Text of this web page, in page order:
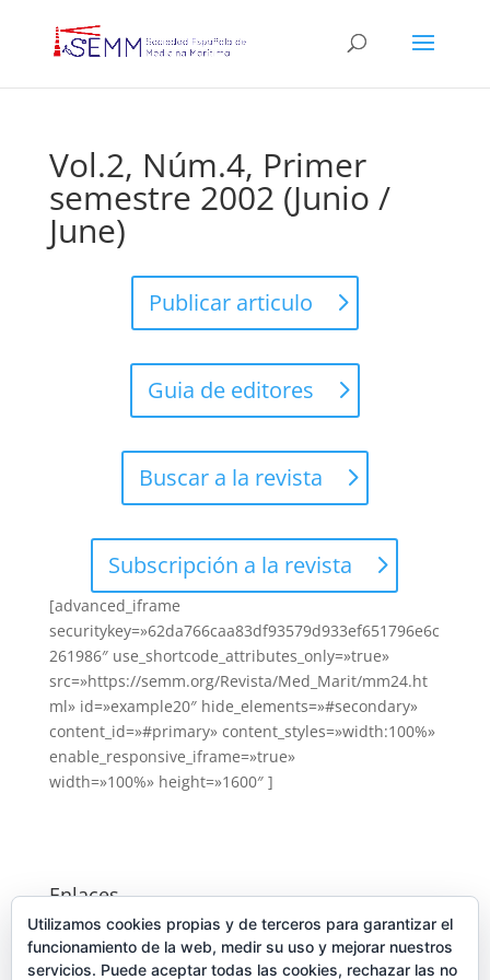
Vol.2, Núm.4, Primer
semestre 2002 (Junio /
June)
Publicar articulo
Guia de editores
Buscar a la revista
Subscripción a la revista
[advanced_iframe
securitykey=»62da766caa83df93579d933ef651796e6c
261986″ use_shortcode_attributes_only=»true»
src=»https://semm.org/Revista/Med_Marit/mm24.ht
ml» id=»example20″ hide_elements=»#secondary»
content_id=»#primary» content_styles=»width:100%»
enable_responsive_iframe=»true»
width=»100%» height=»1600″ ]
Enlaces
Consejo General de Colegios de Médicos de España
Junta Directiva 2022-2024
Utilizamos cookies propias y de terceros para garantizar el
funcionamiento de la web, medir su uso y mejorar nuestros
servicios. Puede aceptar todas las cookies, rechazar las no